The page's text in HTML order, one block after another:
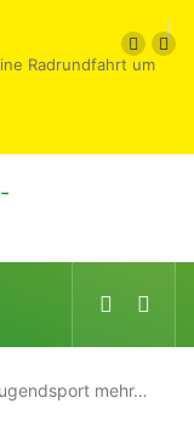
Radrundfahrt um
mehr…